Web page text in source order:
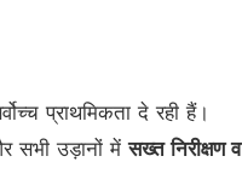
प्राथमिकता दे रही हैं।
सभी उड़ानों मेंसख्त निरीक्षण व